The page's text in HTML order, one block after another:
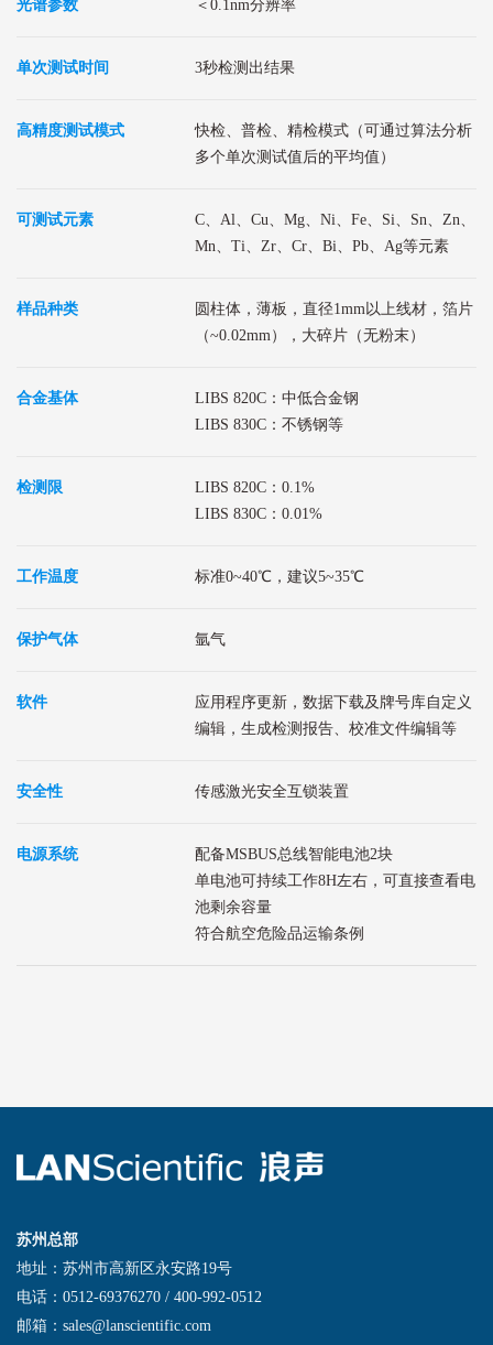
光谱参数 ＜0.1nm分辨率
单次测试时间 3秒检测出结果
高精度测试模式
快检、普检、精检模式（可通过算法分析
多个单次测试值后的平均值）
可测试元素
C、Al、Cu、Mg、Ni、Fe、Si、Sn、Zn、
Mn、Ti、Zr、Cr、Bi、Pb、Ag等元素
样品种类
圆柱体，薄板，直径1mm以上线材，箔片
（~0.02mm），大碎片（无粉末）
合金基体
LIBS 820C：中低合金钢
LIBS 830C：不锈钢等
检测限
LIBS 820C：0.1%
LIBS 830C：0.01%
工作温度 标准0~40℃，建议5~35℃
保护气体 氩气
软件
应用程序更新，数据下载及牌号库自定义
编辑，生成检测报告、校准文件编辑等
安全性 传感激光安全互锁装置
电源系统
配备MSBUS总线智能电池2块
单电池可持续工作8H左右，可直接查看电
池剩余容量
符合航空危险品运输条例
苏州总部
地址：苏州市高新区永安路19号
电话：0512-69376270 / 400-992-0512
邮箱：sales@lanscientific.com